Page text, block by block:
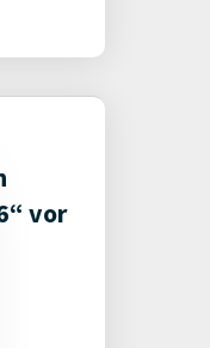
vor